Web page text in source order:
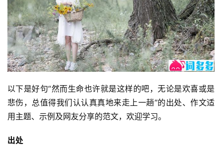
以下是好句“然而生命也许就是这样的吧，无论是欢喜或是
悲伤，总值得我们认认真真地来走上一趟”的出处、作文适
用主题、示例及网友分享的范文，欢迎学习。
出处